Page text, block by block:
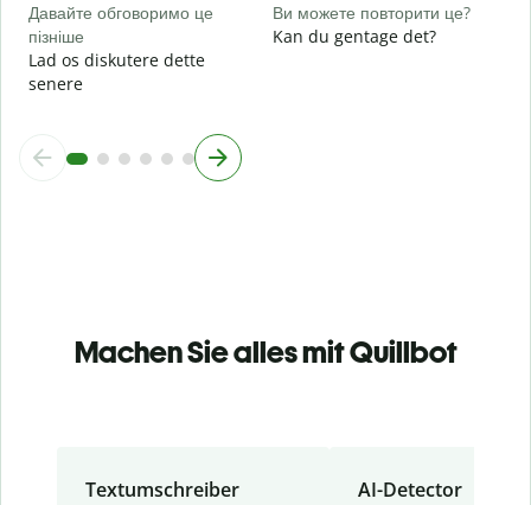
Давайте обговоримо це
пізніше
Lad os diskutere dette
senere
Ви можете повторити це?
Kan du gentage det?
Machen Sie alles mit Quillbot
Textumschreiber AI-Detector